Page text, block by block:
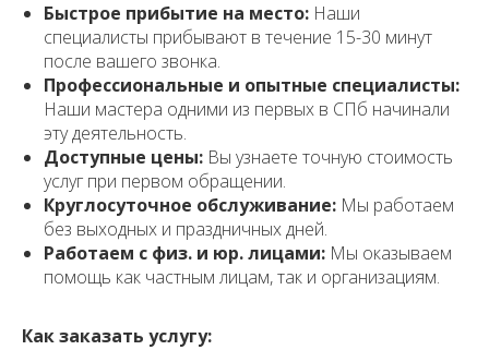
Быстрое прибытие на место: Наши
специалисты прибывают в течение 15-30 минут
после вашего звонка.
Профессиональные и опытные специалисты:
Наши мастера одними из первых в СПб начинали
эту деятельность.
Доступные цены: Вы узнаете точную стоимость
услуг при первом обращении.
Круглосуточное обслуживание: Мы работаем
без выходных и праздничных дней.
Работаем с физ. и юр. лицами: Мы оказываем
помощь как частным лицам, так и организациям.
Как заказать услугу: